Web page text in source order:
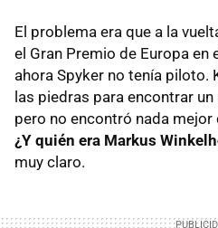
El problema era que a la
el Gran Premio de Europa en
ahora Spyker no tenía piloto.
las piedras para encontrar
pero no encontró nada
¿Y quién era Markus
muy claro.